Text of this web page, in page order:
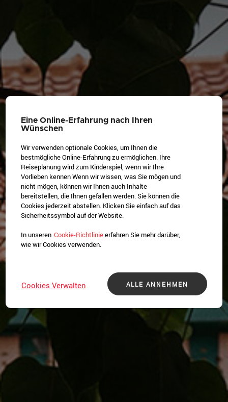
Eine Online-Erfahrung nach Ihren
Wünschen
Wir verwenden optionale Cookies, um Ihnen die
bestmögliche Online-Erfahrung zu ermöglichen. Ihre
Reiseplanung wird zum Kinderspiel, wenn wir Ihre
Vorlieben kennen Wenn wir wissen, was Sie mögen und
nicht mögen, können wir Ihnen auch Inhalte
bereitstellen, die Ihnen gefallen werden. Sie können die
Cookies jederzeit abstellen. Klicken Sie einfach auf das
Sicherheitssymbol auf der Website.
In unseren Cookie-Richtlinieerfahren Sie mehr darüber,
wie wir Cookies verwenden.
ALLE ANNEHMEN
Cookies Verwalten